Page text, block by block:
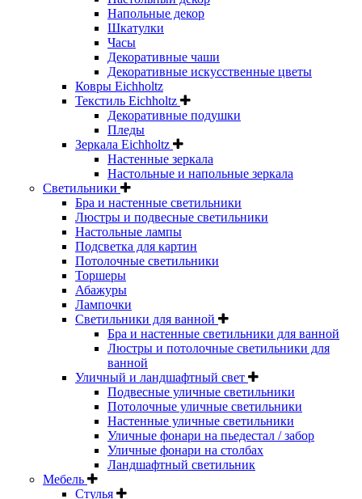
Напольные декор
Шкатулки
Часы
Декоративные чаши
Декоративные искусственные цветы
Ковры Eichholtz
Текстиль Eichholtz
Декоративные подушки
Пледы
Зеркала Eichholtz
Настенные зеркала
Настольные и напольные зеркала
Светильники
Бра и настенные светильники
Люстры и подвесные светильники
Настольные лампы
Подсветка для картин
Потолочные светильники
Торшеры
Абажуры
Лампочки
Светильники для ванной
Бра и настенные светильники для ванной
Люстры и потолочные светильники для
ванной
Уличный и ландшафтный свет
Подвесные уличные светильники
Потолочные уличные светильники
Настенные уличные светильники
Уличные фонари на пьедестал / забор
Уличные фонари на столбах
Ландшафтный светильник
Мебель
Стулья